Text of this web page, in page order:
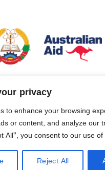
privacy
to enhance your browsing
or content, and analyze our
All", you consent to our use of
Reject All
ງານການປັບປຸງຄຸນນະພາບ ແລະ
ຂັ້ນພື້ນຖານ ໃນ ສປປ ລາວ (ບີຄ
າງໜ້າໃຫ້ລັດຖະບານອົດສະຕຣາລີ